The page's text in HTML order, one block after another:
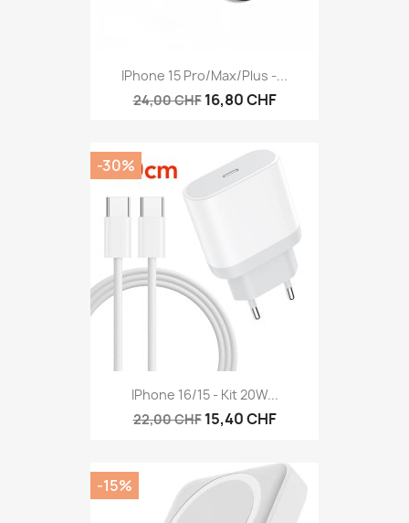
IPhone 15 Pro/max/Plus -...
24,00 CHF 16,80 CHF
IPhone 16/15 - Kit 20W...
22,00 CHF 15,40 CHF
-30%
-15%